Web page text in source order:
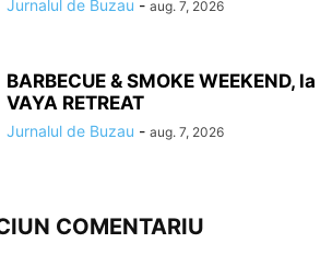
Jurnalul de Buzau - aug. 7, 2026
BARBECUE & SMOKE WEEKEND, la
VAYA RETREAT
Jurnalul de Buzau - aug. 7, 2026
COMENTARIU